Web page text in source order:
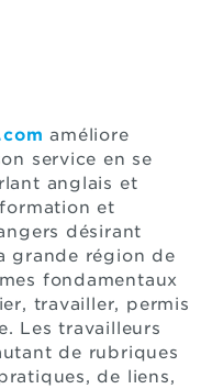
améliore
service en se
anglais et
et
désirant
grande région de
fondamentaux
travailler, permis
Les travailleurs
de rubriques
de liens,